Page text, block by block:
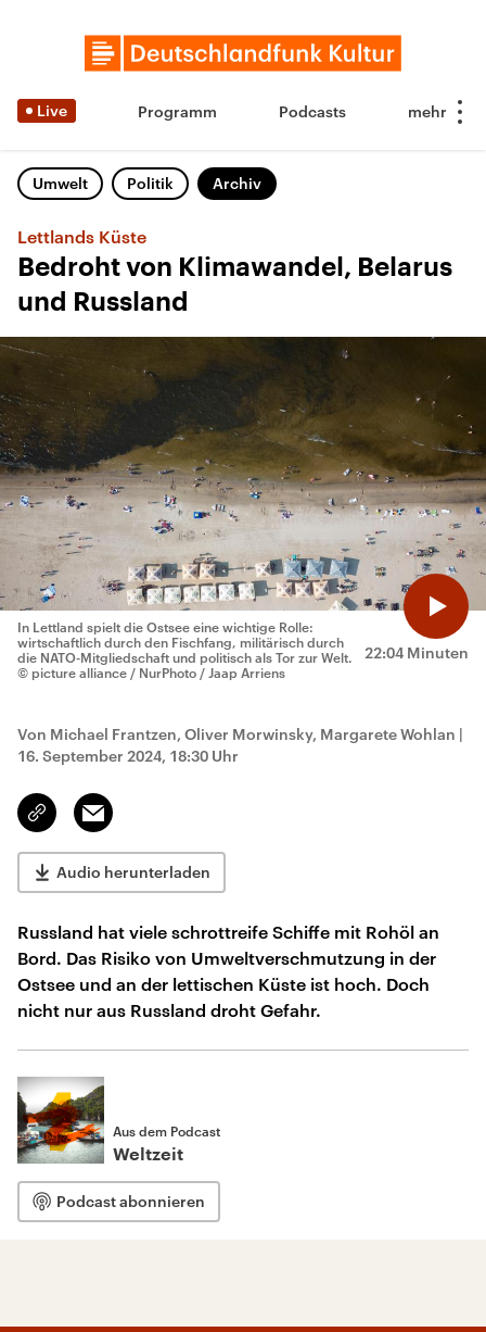
Live Programm Podcasts
Umwelt Politik Archiv
Lettlands Küste
Bedroht von Klimawandel, Belarus
und Russland
22:04 Minuten
In Lettland spielt die Ostsee eine wichtige Rolle:
wirtschaftlich durch den Fischfang, militärisch durch
die NATO-Mitgliedschaft und politisch als Tor zur Welt.
© picture alliance / NurPhoto / Jaap Arriens
Von Michael Frantzen, Oliver Morwinsky, Margarete Wohlan |
16. September 2024, 18:30 Uhr
Link
kopieren/teilen
Email
Audio herunterladen
Russland hat viele schrottreife Schiffe mit Rohöl an
Bord. Das Risiko von Umweltverschmutzung in der
Ostsee und an der lettischen Küste ist hoch. Doch
nicht nur aus Russland droht Gefahr.
Aus dem Podcast
Weltzeit
Podcast abonnieren